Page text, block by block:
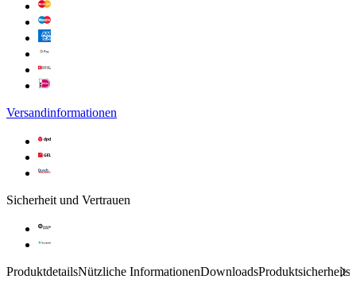
Versandinformationen
Sicherheit und Vertrauen
ProduktdetailsNützliche InformationenDownloads